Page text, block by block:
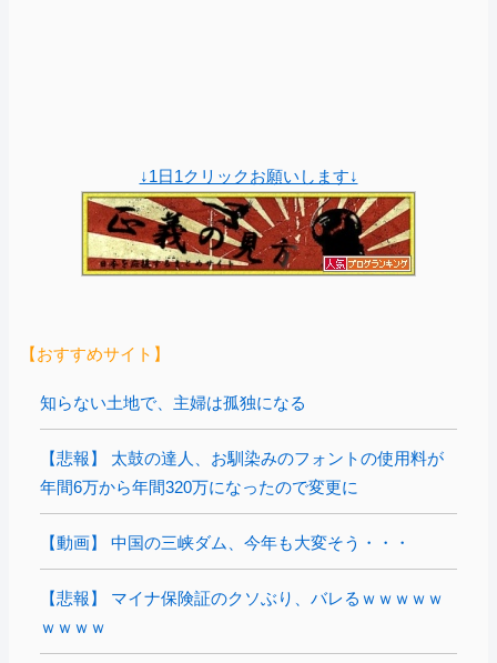
↓1日1クリックお願いします↓
【おすすめサイト】
知らない土地で、主婦は孤独になる
【悲報】 太鼓の達人、お馴染みのフォントの使用料が
年間6万から年間320万になったので変更に
【動画】 中国の三峡ダム、今年も大変そう・・・
【悲報】 マイナ保険証のクソぶり、バレるｗｗｗｗｗ
ｗｗｗｗ